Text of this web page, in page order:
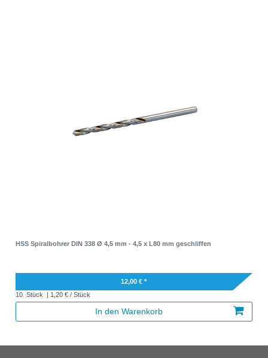
HSS Spiralbohrer DIN 338 Ø 4,5 mm - 4,5 x L80 mm geschliffen
12,00 € *
10 Stück | 1,20 € / Stück
In den Warenkorb